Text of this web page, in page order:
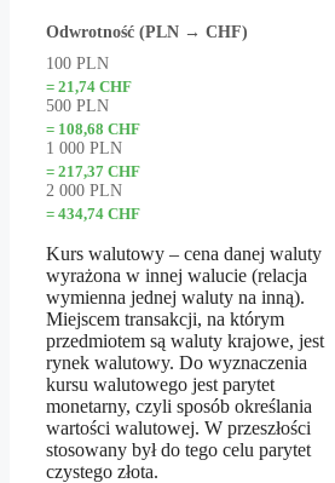
Odwrotność (PLN → CHF)
100 PLN
= 21,74 CHF
500 PLN
= 108,68 CHF
1 000 PLN
= 217,37 CHF
2 000 PLN
= 434,74 CHF
Kurs walutowy – cena danej waluty
wyrażona w innej walucie (relacja
wymienna jednej waluty na inną).
Miejscem transakcji, na którym
przedmiotem są waluty krajowe, jest
rynek walutowy. Do wyznaczenia
kursu walutowego jest parytet
monetarny, czyli sposób określania
wartości walutowej. W przeszłości
stosowany był do tego celu parytet
czystego złota.